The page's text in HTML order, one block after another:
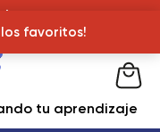
favoritos!
tu aprendizaje
favoritos!